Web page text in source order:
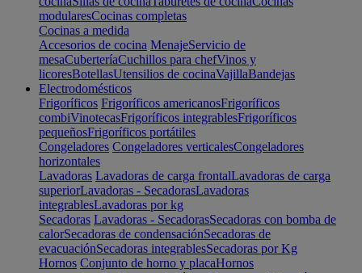
modularesCocinas completas
Cocinas a medida
Accesorios de cocina MenajeServicio de
mesaCuberteríaCuchillos para chefVinos y
licoresBotellasUtensilios de cocinaVajillaBandejas
Electrodomésticos
Frigoríficos Frigoríficos americanosFrigoríficos
combiVinotecasFrigoríficos integrablesFrigoríficos
pequeñosFrigoríficos portátiles
Congeladores Congeladores verticalesCongeladores
horizontales
Lavadoras Lavadoras de carga frontalLavadoras de carga
superiorLavadoras - SecadorasLavadoras
integrablesLavadoras por kg
Secadoras Lavadoras - SecadorasSecadoras con bomba de
calorSecadoras de condensaciónSecadoras de
evacuaciónSecadoras integrablesSecadoras por Kg
Hornos Conjunto de horno y placaHornos